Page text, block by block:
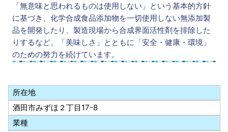
「無意味と思われるものは使用しない」という基本的方針
に基づき、化学合成食品添加物を一切使用しない無添加製
品を開発したり、製造現場から合成界面活性剤を排除した
りするなど、「美味しさ」とともに「安全・健康・環境」
のための努力を続けています。
所在地
酒田市みずほ２丁目17-8
業種